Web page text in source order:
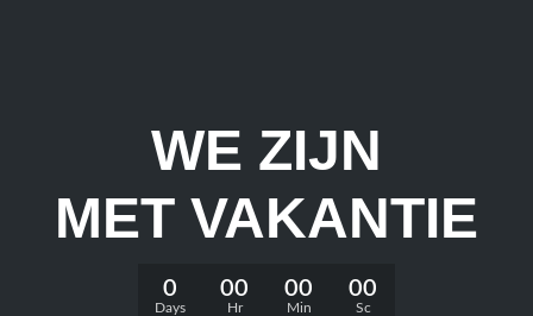
WE ZIJN
MET VAKANTIE
0
Days
00
Hr
00
Min
00
Sc